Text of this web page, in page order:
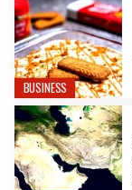
BUSINESS